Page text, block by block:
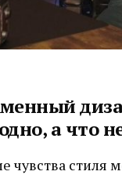
а что
чувства стиля